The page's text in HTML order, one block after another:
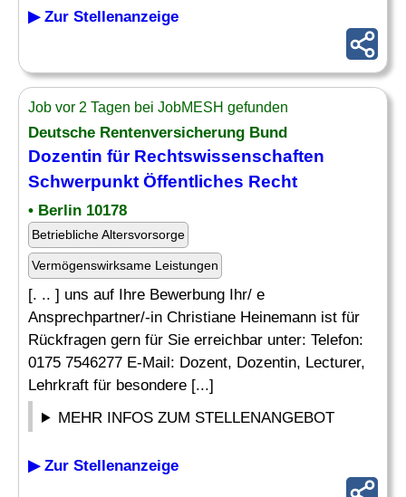
▶ Zur Stellenanzeige
Job vor 2 Tagen bei JobMESH gefunden
Deutsche Rentenversicherung Bund
Dozentin für Rechtswissenschaften
Schwerpunkt Öffentliches Recht
• Berlin 10178
Betriebliche Altersvorsorge
Vermögenswirksame Leistungen
[. .. ] uns auf Ihre Bewerbung Ihr/ e
Ansprechpartner/-in Christiane Heinemann ist für
Rückfragen gern für Sie erreichbar unter: Telefon:
0175 7546277 E-Mail: Dozent, Dozentin, Lecturer,
Lehrkraft für besondere [...]
MEHR INFOS ZUM STELLENANGEBOT
▶ Zur Stellenanzeige